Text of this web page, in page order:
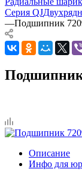
Серия QJ
—Подшипник
Подшипник
Описание
Инфо для